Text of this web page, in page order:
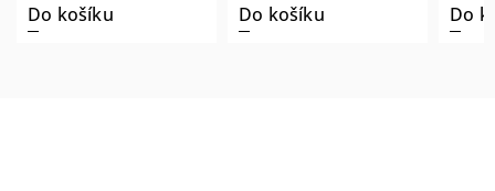
Do košíku Do košíku Do